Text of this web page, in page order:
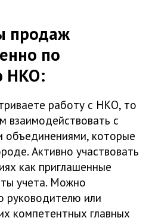
продаж
по
НКО:
работу с НКО, то
взаимодействовать с
объединениями, которые
Активно участвовать
как приглашенные
учета. Можно
руководителю или
компетентных главных